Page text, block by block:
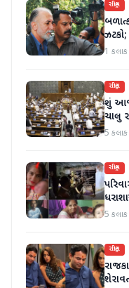
રાષ્ટ્રીય
ઝટકો;
1
રાષ્ટ્રીય
શું આજે
ચાલુ
5
રાષ્ટ્રીય
5
રાષ્ટ્રીય